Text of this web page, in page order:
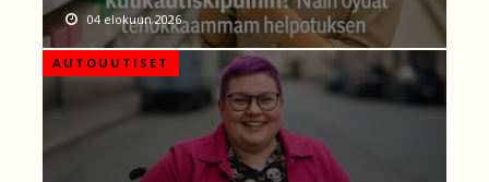
04 elokuun 2026
AUTOUUTISET